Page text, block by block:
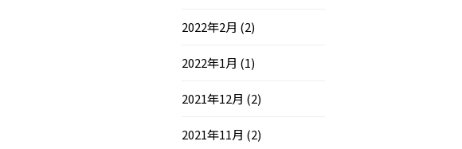
2022年2月 (2)
2022年1月 (1)
2021年12月 (2)
2021年11月 (2)